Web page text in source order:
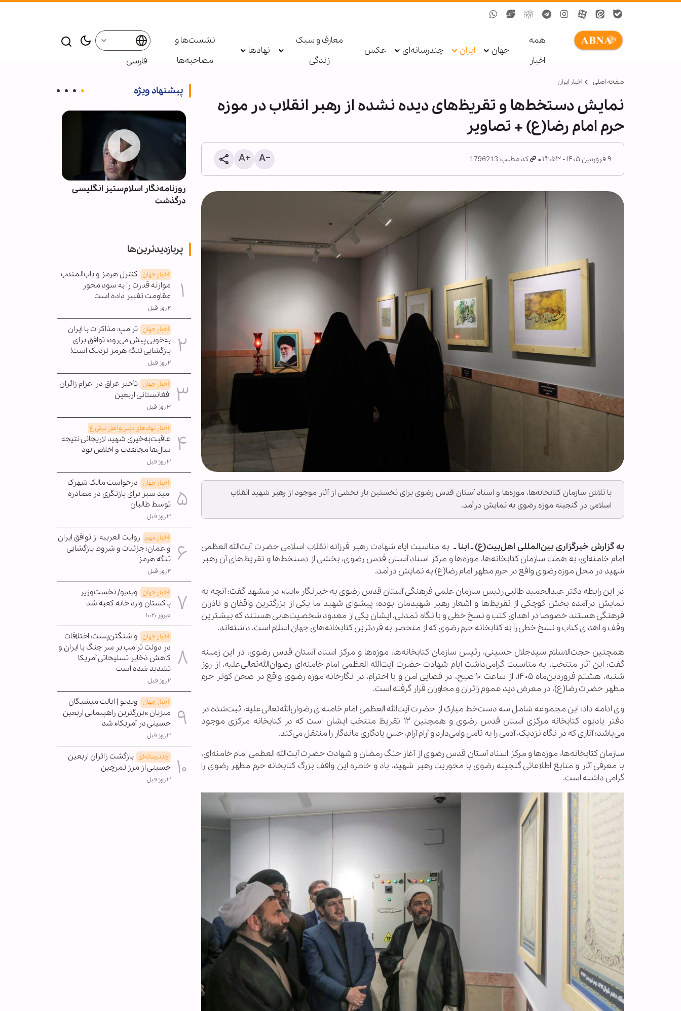
همه
اخبار
جهان ایران چندرسانه‌ای عکس
معارف و سبک
زندگی
نهادها
نشست‌ها و
مصاحبه‌ها
فارسی
صفحه اصلی اخبار ایران
نمایش دستخط‌ها و تقریظ‌های دیده نشده از رهبر انقلاب در موزه
حرم امام رضا(ع) + تصاویر
۹ فروردین ۱۴۰۵ - ۲۲:۵۳ کد مطلب: 1796213
با تلاش سازمان کتابخانه‌ها، موزه‌ها و اسناد آستان قدس رضوی برای نخستین بار بخشی از آثار موجود از رهبر شهید انقلاب
اسلامی در گنجینه موزه رضوی به نمایش درآمد.
به گزارش خبرگزاری بین‌المللی اهل‌بیت(ع) ـ ابنا ـ به مناسبت ایام شهادت رهبر فرزانه انقلاب اسلامی حضرت آیت‌الله العظمی
امام خامنه‌ای؛ به همت سازمان کتابخانه‌ها، موزه‌ها و مرکز اسناد آستان قدس رضوی، بخشی از دستخط‌ها و تقریظ‌های آن رهبر
شهید در محل موزه رضوی واقع در حرم مطهر امام رضا(ع) به نمایش درآمد.
در این رابطه دکتر عبدالحمید طالبی رئیس سازمان علمی فرهنگی آستان قدس رضوی به خبرنگار «ابنا» در مشهد گفت: آنچه به
نمایش درآمده بخش کوچکی از تقریظ‌ها و اشعار رهبر شهیدمان بوده؛ پیشوای شهید ما یکی از بزرگترین واقفان و ناذران
فرهنگی هستند خصوصا در اهدای کتب و نسخ خطی و با نگاه تمدنی. ایشان یکی از معدود شخصیت‌هایی هستند که بیشترین
وقف و اهدای کتاب و نسخ خطی را به کتابخانه حرم رضوی که از منحصر به فردترین کتابخانه‌های جهان اسلام است، داشته‌اند.
همچنین حجت‌الاسلام‌ سیدجلال حسینی، رئیس سازمان کتابخانه‌ها، موزه‌ها و مرکز اسناد آستان قدس رضوی، در این زمینه
گفت: این آثار منتخب، به مناسبت گرامی‌داشت ایام شهادت حضرت آیت‌الله العظمی امام خامنه‌ای رضوان‌الله‌تعالی‌علیه، از روز
شنبه، هشتم فروردین‌ماه ۱۴۰۵، از ساعت ۱۰ صبح، در فضایی امن و با احترام، در نگارخانه موزه رضوی واقع در صحن کوثر حرم
مطهر حضرت رضا(ع)، در معرض دید عموم زائران و مجاوران قرار گرفته است.
وی ادامه داد: این مجموعه شامل سه دست‌خط مبارک از حضرت آیت‌الله العظمی امام خامنه‌ای رضوان‌الله‌تعالی‌علیه، ثبت‌شده در
دفتر یادبود کتابخانه مرکزی آستان قدس رضوی و همچنین ۱۲ تقریظ منتخب ایشان است که در کتابخانه مرکزی موجود
می‌باشد؛ آثاری که در نگاه نزدیک، آدمی را به تأمل وامی‌دارد و آرام آرام، حسِ یادگاری ماندگار را منتقل می‌کند.
سازمان کتابخانه‌ها، موزه‌ها و مرکز اسناد آستان قدس رضوی از آغاز جنگ رمضان و شهادت حضرت آیت‌الله العظمی امام خامنه‌ای،
با معرفی آثار و منابع اطلاعاتی گنجینه رضوی با محوریت رهبر شهید، یاد و خاطره این واقف بزرگ کتابخانه حرم مطهر رضوی را
گرامی داشته است.
پیشنهاد ویژه
آیت‌الله رمضانی: فضای مجازی
فرصتی طلایی برای دیپلماسی
فراملی
روزنامه‌نگار اسلام‌ستیز انگلیسی
مراسم سوگواری اربعین در خانقاه
امام زین‌العابدین(ع) هند
پربازدیدترین‌ها
اخبار جهان کنترل هرمز و باب‌المندب
موازنه قدرت را به سود محور
مقاومت تغییر داده است
۲ روز قبل
اخبار جهان ترامپ: مذاکرات با ایران
به‌خوبی پیش می‌رود؛ توافق برای
بازگشایی تنگه هرمز نزدیک است!
۲ روز قبل
اخبار جهان تأخیر عراق در اعزام زائران
افغانستانی اربعین
۳ روز قبل
اخبار نهادهای دینی و اهل بیتی ع
عاقبت‌به‌خیری شهید لاریجانی نتیجه
سال‌ها مجاهدت و اخلاص بود
۳ روز قبل
اخبار جهان درخواست مالک شهرک
امید سبز برای بازنگری در مصادره
توسط طالبان
۳ روز قبل
اخبار مهم روایت العربیه از توافق ایران
و عمان؛ جزئیات و شروط بازگشایی
تنگه هرمز
۲ روز قبل
اخبار جهان ویدیو/ نخست‌وزیر
پاکستان وارد خانه کعبه شد
دیروز ۱۰:۲۰
اخبار جهان واشنگتن‌پست: اختلافات
در دولت ترامپ بر سر جنگ با ایران و
کاهش ذخایر تسلیحاتی آمریکا
تشدید شده است
۲ روز قبل
اخبار جهان ویدیو | ایالت میشیگان
میزبان »بزرگترین راهپیمایی اربعین
حسینی در آمریکا« شد
۳ روز قبل
چندرسانه‌ای بازگشت زائران اربعین
حسینی از مرز تمرچین
۳ روز قبل